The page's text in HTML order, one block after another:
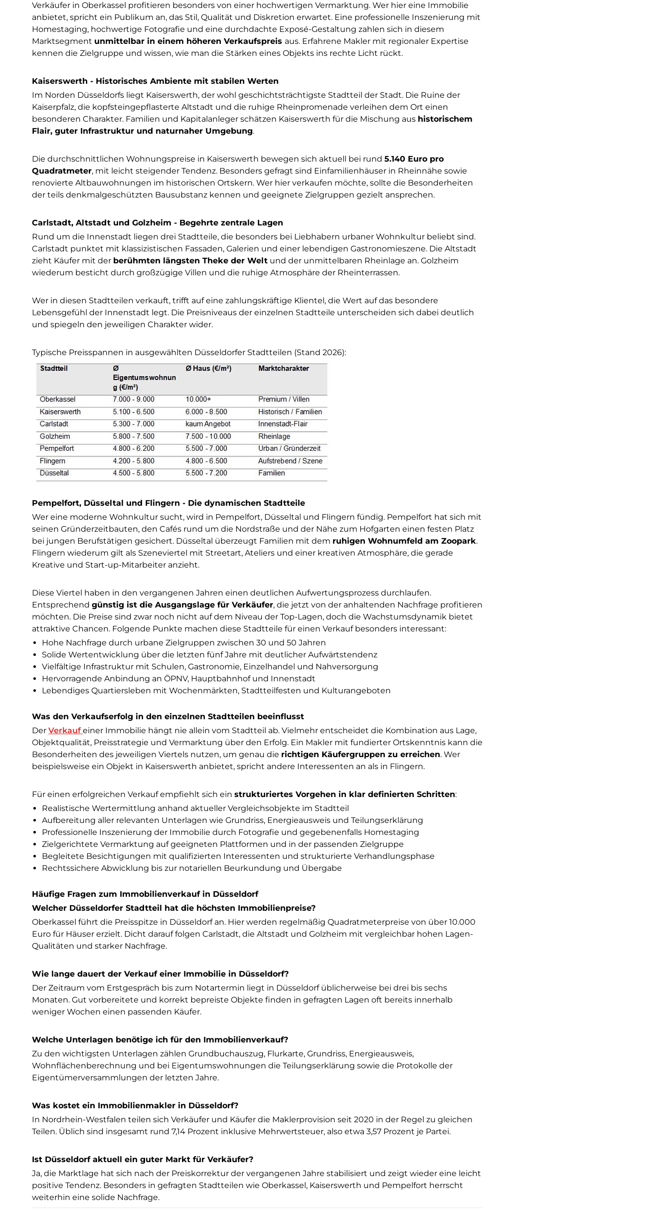
Verkäufer in Oberkassel profitieren besonders von einer hochwertigen Vermarktung. Wer hier eine Immobilie
anbietet, spricht ein Publikum an, das Stil, Qualität und Diskretion erwartet. Eine professionelle Inszenierung mit
Homestaging, hochwertige Fotografie und eine durchdachte Exposé-Gestaltung zahlen sich in diesem
Marktsegment unmittelbar in einem höheren Verkaufspreis aus. Erfahrene Makler mit regionaler Expertise
kennen die Zielgruppe und wissen, wie man die Stärken eines Objekts ins rechte Licht rückt.
Kaiserswerth - Historisches Ambiente mit stabilen Werten
Im Norden Düsseldorfs liegt Kaiserswerth, der wohl geschichtsträchtigste Stadtteil der Stadt. Die Ruine der
Kaiserpfalz, die kopfsteingepflasterte Altstadt und die ruhige Rheinpromenade verleihen dem Ort einen
besonderen Charakter. Familien und Kapitalanleger schätzen Kaiserswerth für die Mischung aus historischem
Flair, guter Infrastruktur und naturnaher Umgebung.
Die durchschnittlichen Wohnungspreise in Kaiserswerth bewegen sich aktuell bei rund 5.140 Euro pro
Quadratmeter, mit leicht steigender Tendenz. Besonders gefragt sind Einfamilienhäuser in Rheinnähe sowie
renovierte Altbauwohnungen im historischen Ortskern. Wer hier verkaufen möchte, sollte die Besonderheiten
der teils denkmalgeschützten Bausubstanz kennen und geeignete Zielgruppen gezielt ansprechen.
Carlstadt, Altstadt und Golzheim - Begehrte zentrale Lagen
Rund um die Innenstadt liegen drei Stadtteile, die besonders bei Liebhabern urbaner Wohnkultur beliebt sind.
Carlstadt punktet mit klassizistischen Fassaden, Galerien und einer lebendigen Gastronomieszene. Die Altstadt
zieht Käufer mit der berühmten längsten Theke der Welt und der unmittelbaren Rheinlage an. Golzheim
wiederum besticht durch großzügige Villen und die ruhige Atmosphäre der Rheinterrassen.
Wer in diesen Stadtteilen verkauft, trifft auf eine zahlungskräftige Klientel, die Wert auf das besondere
Lebensgefühl der Innenstadt legt. Die Preisniveaus der einzelnen Stadtteile unterscheiden sich dabei deutlich
und spiegeln den jeweiligen Charakter wider.
Typische Preisspannen in ausgewählten Düsseldorfer Stadtteilen (Stand 2026):
Pempelfort, Düsseltal und Flingern - Die dynamischen Stadtteile
Wer eine moderne Wohnkultur sucht, wird in Pempelfort, Düsseltal und Flingern fündig. Pempelfort hat sich mit
seinen Gründerzeitbauten, den Cafés rund um die Nordstraße und der Nähe zum Hofgarten einen festen Platz
bei jungen Berufstätigen gesichert. Düsseltal überzeugt Familien mit dem ruhigen Wohnumfeld am Zoopark.
Flingern wiederum gilt als Szeneviertel mit Streetart, Ateliers und einer kreativen Atmosphäre, die gerade
Kreative und Start-up-Mitarbeiter anzieht.
Diese Viertel haben in den vergangenen Jahren einen deutlichen Aufwertungsprozess durchlaufen.
Entsprechend günstig ist die Ausgangslage für Verkäufer, die jetzt von der anhaltenden Nachfrage profitieren
möchten. Die Preise sind zwar noch nicht auf dem Niveau der Top-Lagen, doch die Wachstumsdynamik bietet
attraktive Chancen. Folgende Punkte machen diese Stadtteile für einen Verkauf besonders interessant:
Hohe Nachfrage durch urbane Zielgruppen zwischen 30 und 50 Jahren
Solide Wertentwicklung über die letzten fünf Jahre mit deutlicher Aufwärtstendenz
Vielfältige Infrastruktur mit Schulen, Gastronomie, Einzelhandel und Nahversorgung
Hervorragende Anbindung an ÖPNV, Hauptbahnhof und Innenstadt
Lebendiges Quartiersleben mit Wochenmärkten, Stadtteilfesten und Kulturangeboten
Was den Verkaufserfolg in den einzelnen Stadtteilen beeinflusst
Der Verkaufeiner Immobilie hängt nie allein vom Stadtteil ab. Vielmehr entscheidet die Kombination aus Lage,
Objektqualität, Preisstrategie und Vermarktung über den Erfolg. Ein Makler mit fundierter Ortskenntnis kann die
Besonderheiten des jeweiligen Viertels nutzen, um genau die richtigen Käufergruppen zu erreichen. Wer
beispielsweise ein Objekt in Kaiserswerth anbietet, spricht andere Interessenten an als in Flingern.
Für einen erfolgreichen Verkauf empfiehlt sich ein strukturiertes Vorgehen in klar definierten Schritten:
Realistische Wertermittlung anhand aktueller Vergleichsobjekte im Stadtteil
Aufbereitung aller relevanten Unterlagen wie Grundriss, Energieausweis und Teilungserklärung
Professionelle Inszenierung der Immobilie durch Fotografie und gegebenenfalls Homestaging
Zielgerichtete Vermarktung auf geeigneten Plattformen und in der passenden Zielgruppe
Begleitete Besichtigungen mit qualifizierten Interessenten und strukturierte Verhandlungsphase
Rechtssichere Abwicklung bis zur notariellen Beurkundung und Übergabe
Häufige Fragen zum Immobilienverkauf in Düsseldorf
Welcher Düsseldorfer Stadtteil hat die höchsten Immobilienpreise?
Oberkassel führt die Preisspitze in Düsseldorf an. Hier werden regelmäßig Quadratmeterpreise von über 10.000
Euro für Häuser erzielt. Dicht darauf folgen Carlstadt, die Altstadt und Golzheim mit vergleichbar hohen Lagen-
Qualitäten und starker Nachfrage.
Wie lange dauert der Verkauf einer Immobilie in Düsseldorf?
Der Zeitraum vom Erstgespräch bis zum Notartermin liegt in Düsseldorf üblicherweise bei drei bis sechs
Monaten. Gut vorbereitete und korrekt bepreiste Objekte finden in gefragten Lagen oft bereits innerhalb
weniger Wochen einen passenden Käufer.
Welche Unterlagen benötige ich für den Immobilienverkauf?
Zu den wichtigsten Unterlagen zählen Grundbuchauszug, Flurkarte, Grundriss, Energieausweis,
Wohnflächenberechnung und bei Eigentumswohnungen die Teilungserklärung sowie die Protokolle der
Eigentümerversammlungen der letzten Jahre.
Was kostet ein Immobilienmakler in Düsseldorf?
In Nordrhein-Westfalen teilen sich Verkäufer und Käufer die Maklerprovision seit 2020 in der Regel zu gleichen
Teilen. Üblich sind insgesamt rund 7,14 Prozent inklusive Mehrwertsteuer, also etwa 3,57 Prozent je Partei.
Ist Düsseldorf aktuell ein guter Markt für Verkäufer?
Ja, die Marktlage hat sich nach der Preiskorrektur der vergangenen Jahre stabilisiert und zeigt wieder eine leicht
positive Tendenz. Besonders in gefragten Stadtteilen wie Oberkassel, Kaiserswerth und Pempelfort herrscht
weiterhin eine solide Nachfrage.